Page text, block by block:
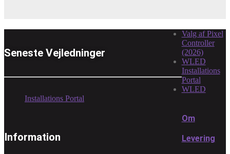
Seneste Vejledninger
Valg af Pixel
Controller
(2026)
WLED
Installations
Portal
WLED
Installations Portal
Information
Om
Levering